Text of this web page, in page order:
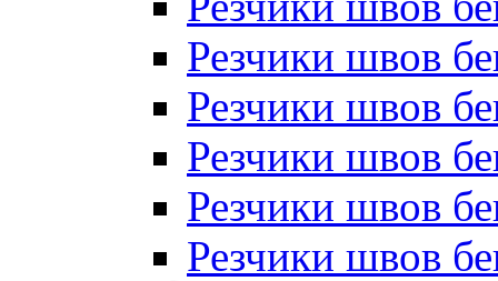
Резчики швов
Резчики швов
Резчики швов
Резчики швов
Резчики швов